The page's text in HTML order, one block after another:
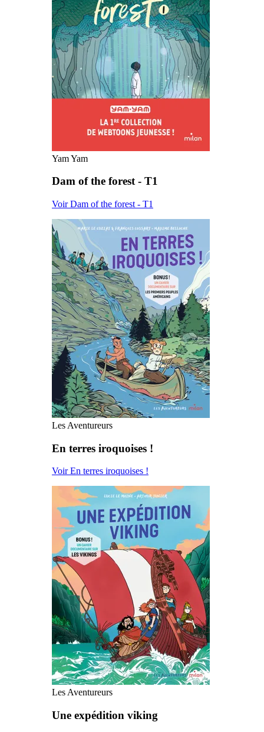
Yam Yam
Dam of the forest - T1
Voir Dam of the forest - T1
Les Aventureurs
En terres iroquoises !
Voir En terres iroquoises !
Les Aventureurs
Une expédition viking